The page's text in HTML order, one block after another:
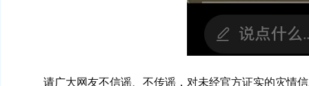
请广大网友不信谣、不传谣，对未经官方证实的灾情